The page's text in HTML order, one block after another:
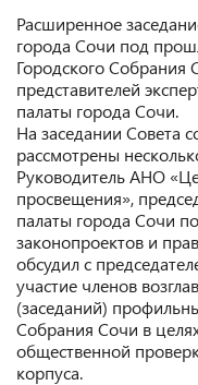
Расширенное
города Сочи под
Городского Собрания
представителей
палаты города Сочи.
На заседании Совета
рассмотрены
Руководитель АНО
просвещения»,
палаты города Сочи
законопроектов и
обсудил с
участие членов
(заседаний)
Собрания Сочи в
общественной
корпуса.